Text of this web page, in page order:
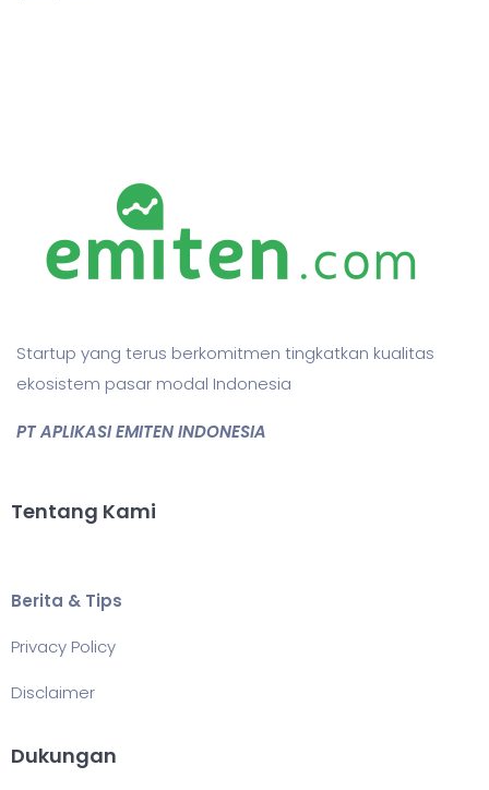
Startup yang terus berkomitmen tingkatkan kualitas
ekosistem pasar modal Indonesia
PT APLIKASI EMITEN INDONESIA
Tentang Kami
Berita & Tips
Privacy Policy
Disclaimer
Dukungan